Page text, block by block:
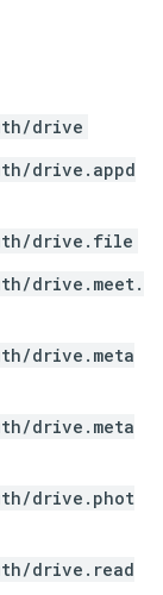
drive
drive.appd
drive.file
drive.meet.
drive.meta
drive.meta
drive.phot
drive.read